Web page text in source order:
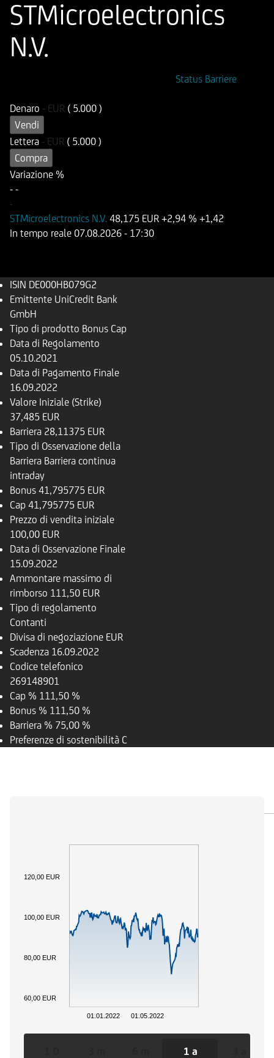
STMicroelectronics
N.V.
Status Barriere
Denaro - EUR ( 5.000 )
Vendi
Lettera - EUR ( 5.000 )
Compra
Variazione %
- -
-
STMicroelectronics N.V. 48,175 EUR +2,94 % +1,42
In tempo reale 07.08.2026 - 17:30
ISIN DE000HB079G2
Emittente UniCredit Bank
GmbH
Tipo di prodotto Bonus Cap
Data di Regolamento
05.10.2021
Data di Pagamento Finale
16.09.2022
Valore Iniziale (Strike)
37,485 EUR
Barriera 28,11375 EUR
Tipo di Osservazione della
Barriera Barriera continua
intraday
Bonus 41,795775 EUR
Cap 41,795775 EUR
Prezzo di vendita iniziale
100,00 EUR
Data di Osservazione Finale
15.09.2022
Ammontare massimo di
rimborso 111,50 EUR
Tipo di regolamento
Contanti
Divisa di negoziazione EUR
Scadenza 16.09.2022
Codice telefonico
269148901
Cap % 111,50 %
Bonus % 111,50 %
Barriera % 75,00 %
Preferenze di sostenibilità C
01.01.2022 01.05.2022
60,00 EUR
80,00 EUR
100,00 EUR
120,00 EUR
1 a